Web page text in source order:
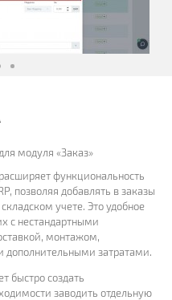
модуля «Заказ»
функциональность
позволяя добавлять в заказы
учете. Это удобное
с нестандартными
монтажом,
затратами.
создать
заводить отдельную